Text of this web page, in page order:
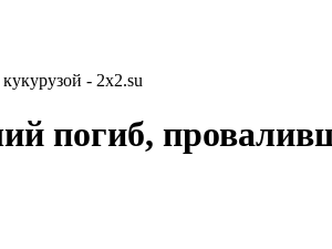
- 2x2.su
погиб,